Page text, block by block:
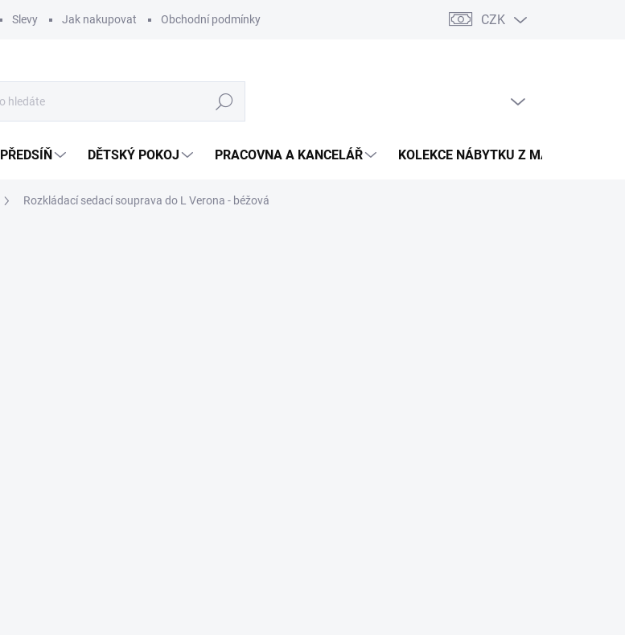
Slevy Jak nakupovat Obchodní podmínky Podmínky ochrany osobních údajů Pojištění zásilky
CZK
Hledat
PŘEDSÍŇ DĚTSKÝ POKOJ PRACOVNA A KANCELÁŘ KOLEKCE NÁBYTKU Z MASIVU
Rozkládací sedací souprava do L Verona - béžová